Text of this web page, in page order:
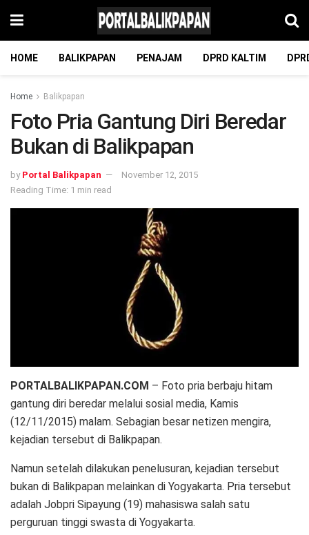
HOME BALIKPAPAN PENAJAM DPRD KALTIM
Home Balikpapan
Foto Pria Gantung Diri Beredar
Bukan di Balikpapan
by Portal Balikpapan
November 12, 2015
Reading Time: 1 min read
PORTALBALIKPAPAN.COM – Foto pria berbaju hitam
gantung diri beredar melalui sosial media, Kamis
(12/11/2015) malam. Sebagian besar netizen mengira,
kejadian tersebut di Balikpapan.
Namun setelah dilakukan penelusuran, kejadian tersebut
bukan di Balikpapan melainkan di Yogyakarta. Pria tersebut
adalah Jobpri Sipayung (19) mahasiswa salah satu
perguruan tinggi swasta di Yogyakarta.